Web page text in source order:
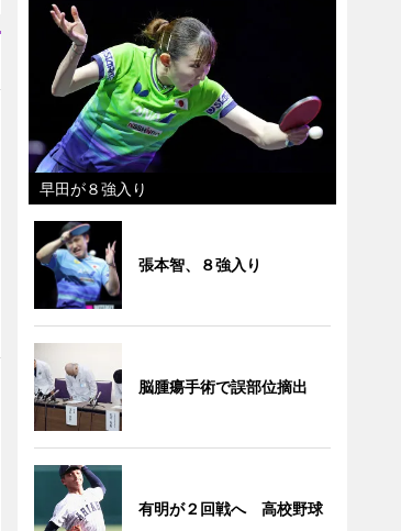
早田が８強入り
張本智、８強入り
脳腫瘍手術で誤部位摘出
有明が２回戦へ 高校野球